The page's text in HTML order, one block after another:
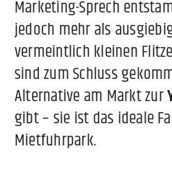
Marketing-Sprech
jedoch mehr als
vermeintlich kleinen
sind zum Schluss
Alternative am Markt zur
gibt – sie ist das ideale
Mietfuhrpark.